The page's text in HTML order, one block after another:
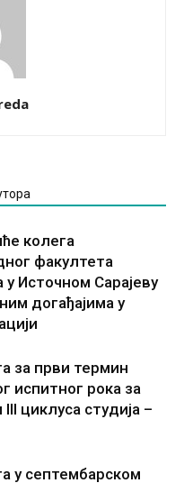
колега
факултета
Источном Сарајеву
догађајима у
за први термин
испитног рока за
циклуса студија –
у септембарском